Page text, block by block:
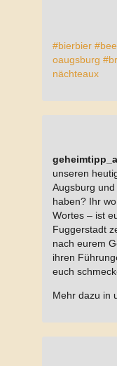
#bierbier
oaugsburg
nächteaux
unseren
Augsburg
haben? Ihr
Wortes – ist
Fuggerstadt
nach eurem
ihren
euch
Mehr dazu in